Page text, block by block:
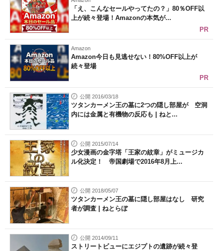
「え、こんなセールやってたの？」80％OFF以
上が続々登場！Amazonの本気が...
PR
Amazon
Amazon今日も見逃せない！80%OFF以上が
続々登場
PR
公開 2016/03/18
ツタンカーメン王の墓に2つの隠し部屋が 空洞
内には金属と有機物の反応も | ねと...
公開 2015/07/14
少女漫画の金字塔「王家の紋章」がミュージカ
ル化決定！ 帝国劇場で2016年8月上...
公開 2018/05/07
ツタンカーメン王の墓に隠し部屋はなし 研究
者が調査 | ねとらぼ
公開 2014/09/11
ストリートビューにエジプトの遺跡が続々登